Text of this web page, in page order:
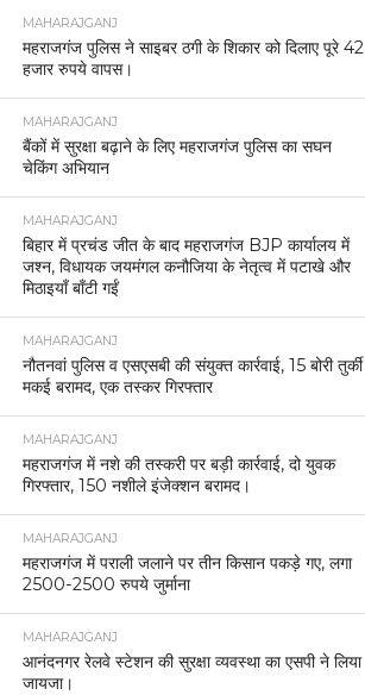
MAHARAJGANJ
महराजगंज पुलिस ने साइबर ठगी के शिकार को दिलाए पूरे 42
हजार रुपये वापस।
MAHARAJGANJ
बैंकों में सुरक्षा बढ़ाने के लिए महराजगंज पुलिस का सघन
चेकिंग अभियान
MAHARAJGANJ
बिहार में प्रचंड जीत के बाद महराजगंज BJP कार्यालय में
जश्न, विधायक जयमंगल कनौजिया के नेतृत्व में पटाखे और
मिठाइयाँ बाँटी गईं
MAHARAJGANJ
नौतनवां पुलिस व एसएसबी की संयुक्त कार्रवाई, 15 बोरी तुर्की
मकई बरामद, एक तस्कर गिरफ्तार
MAHARAJGANJ
महराजगंज में नशे की तस्करी पर बड़ी कार्रवाई, दो युवक
गिरफ्तार, 150 नशीले इंजेक्शन बरामद।
MAHARAJGANJ
महराजगंज में पराली जलाने पर तीन किसान पकड़े गए, लगा
2500-2500 रुपये जुर्माना
MAHARAJGANJ
आनंदनगर रेलवे स्टेशन की सुरक्षा व्यवस्था का एसपी ने लिया
जायजा।